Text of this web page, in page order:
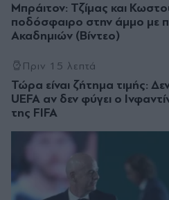
Μπράιτον: Τζίμας και
ποδόσφαιρο στην άμμο με
Ακαδημιών (Βίντεο)
Πριν 15 λεπτά
Τώρα είναι ζήτημα τιμής:
UEFA αν δεν φύγει ο
της FIFA